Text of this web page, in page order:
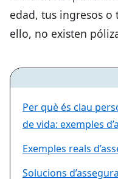
edad, tus ingresos o
ello, no existen
Per què és clau
de vida: exemples
Exemples reals
Solucions